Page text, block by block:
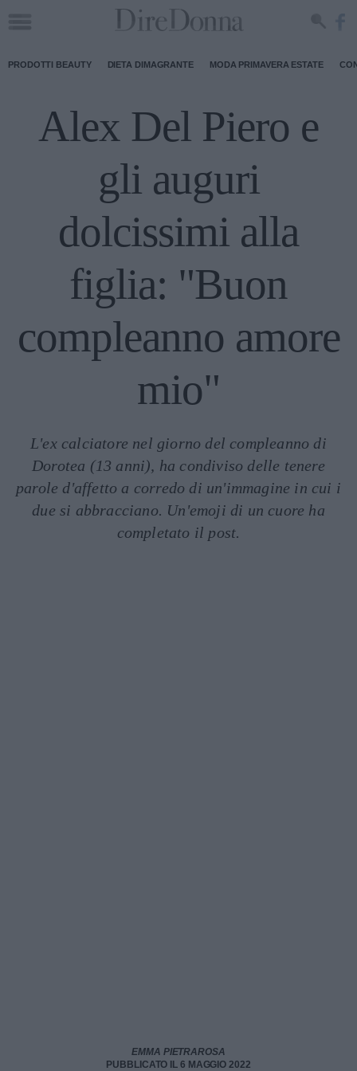
PRODOTTI BEAUTY DIETA DIMAGRANTE MODA PRIMAVERA ESTATE
Alex Del Piero e
gli auguri
dolcissimi alla
figlia: "Buon
compleanno amore
mio"
L'ex calciatore nel giorno del compleanno di
Dorotea (13 anni), ha condiviso delle tenere
parole d'affetto a corredo di un'immagine in cui i
due si abbracciano. Un'emoji di un cuore ha
completato il post.
EMMA PIETRAROSA
PUBBLICATO IL 6 MAGGIO 2022